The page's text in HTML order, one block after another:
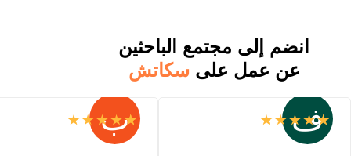
انضم إلى مجتمع الباحثين
عن عمل علىسكاتش
ف ب